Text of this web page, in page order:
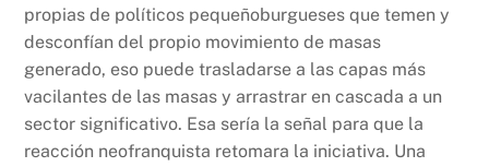
propias de políticos pequeñoburgueses que temen y
desconfían del propio movimiento de masas
generado, eso puede trasladarse a las capas más
vacilantes de las masas y arrastrar en cascada a un
sector significativo. Esa sería la señal para que la
reacción neofranquista retomara la iniciativa. Una